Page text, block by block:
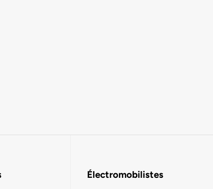
Électromobilistes